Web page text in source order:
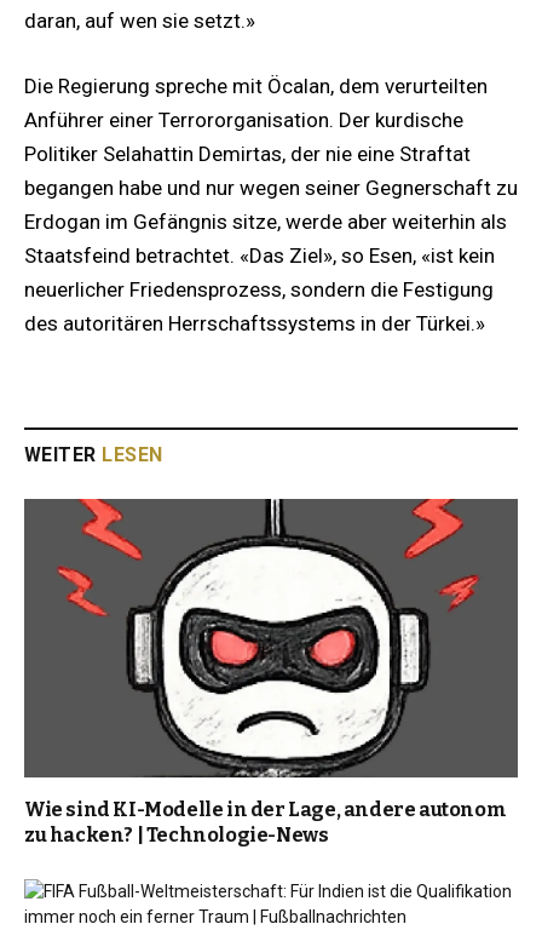
daran, auf wen sie setzt.»
Die Regierung spreche mit Öcalan, dem verurteilten
Anführer einer Terrororganisation. Der kurdische
Politiker Selahattin Demirtas, der nie eine Straftat
begangen habe und nur wegen seiner Gegnerschaft zu
Erdogan im Gefängnis sitze, werde aber weiterhin als
Staatsfeind betrachtet. «Das Ziel», so Esen, «ist kein
neuerlicher Friedensprozess, sondern die Festigung
des autoritären Herrschaftssystems in der Türkei.»
WEITER LESEN
Wie sind KI-Modelle in der Lage, andere autonom
zu hacken? | Technologie-News